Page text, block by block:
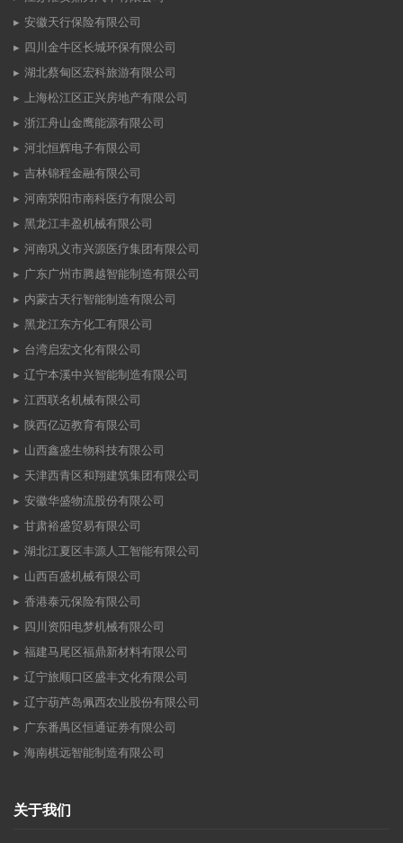
安徽天行保险有限公司
四川金牛区长城环保有限公司
湖北蔡甸区宏科旅游有限公司
上海松江区正兴房地产有限公司
浙江舟山金鹰能源有限公司
河北恒辉电子有限公司
吉林锦程金融有限公司
河南荥阳市南科医疗有限公司
黑龙江丰盈机械有限公司
河南巩义市兴源医疗集团有限公司
广东广州市腾越智能制造有限公司
内蒙古天行智能制造有限公司
黑龙江东方化工有限公司
台湾启宏文化有限公司
辽宁本溪中兴智能制造有限公司
江西联名机械有限公司
陕西亿迈教育有限公司
山西鑫盛生物科技有限公司
天津西青区和翔建筑集团有限公司
安徽华盛物流股份有限公司
甘肃裕盛贸易有限公司
湖北江夏区丰源人工智能有限公司
山西百盛机械有限公司
香港泰元保险有限公司
四川资阳电梦机械有限公司
福建马尾区福鼎新材料有限公司
辽宁旅顺口区盛丰文化有限公司
辽宁葫芦岛佩西农业股份有限公司
广东番禺区恒通证券有限公司
海南棋远智能制造有限公司
关于我们